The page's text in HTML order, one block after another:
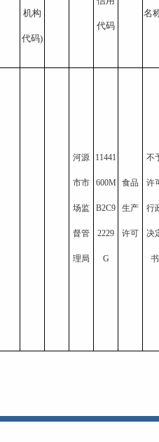
机构
代码)
代码
名
河源
市市
场监
督管
理局
11441
600M
B2C9
2229
G
食品
生产
许可
不
许
行
决
书